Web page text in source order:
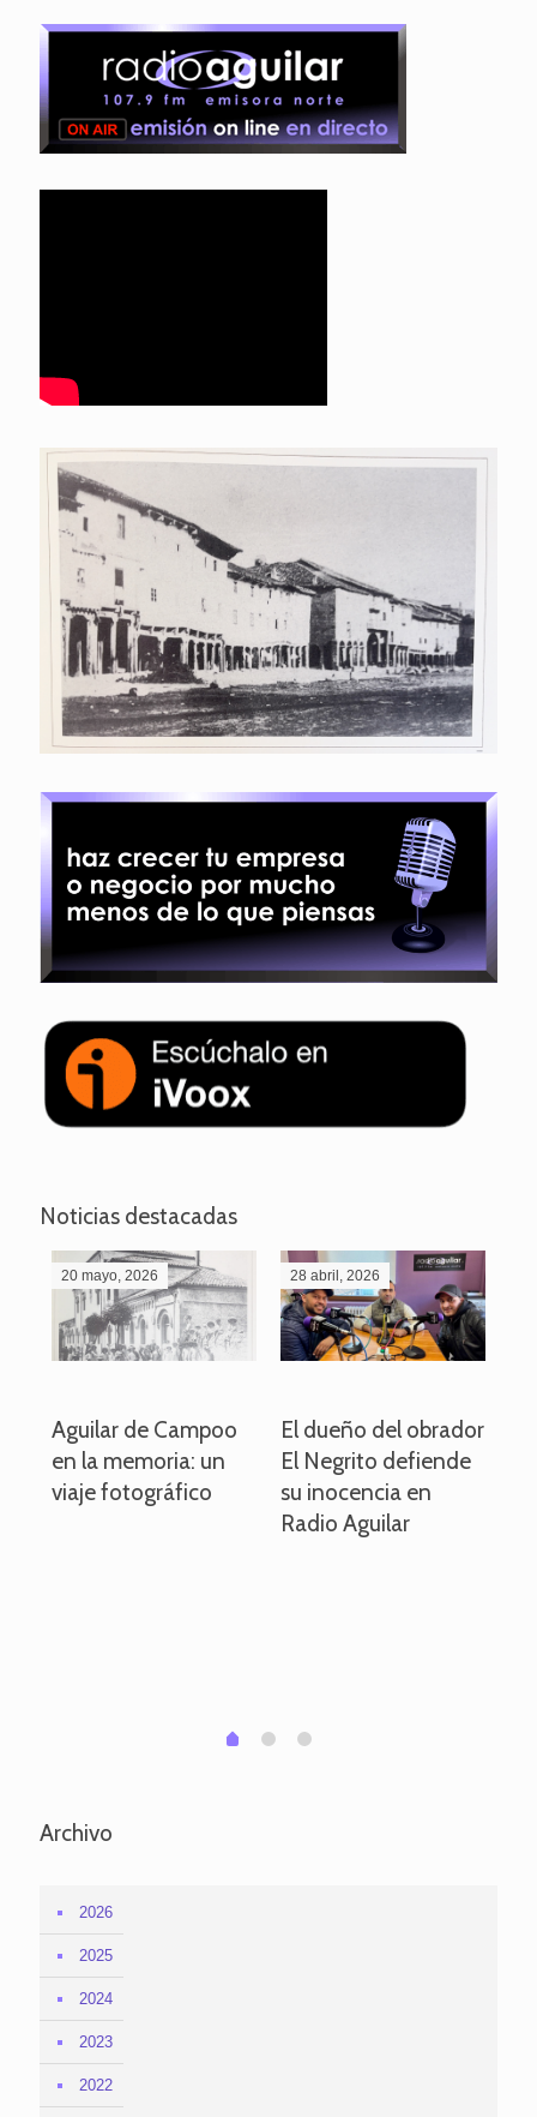
Noticias destacadas
20 mayo, 2026
Aguilar de Campoo
en la memoria: un
viaje fotográfico
28 abril, 2026
El dueño del obrador
El Negrito defiende
su inocencia en
Radio Aguilar
0 1 2
Archivo
2026
2025
2024
2023
2022